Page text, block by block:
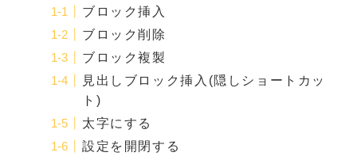
ブロック挿入
ブロック削除
ブロック複製
見出しブロック挿入(隠しショートカッ
ト)
太字にする
設定を開閉する